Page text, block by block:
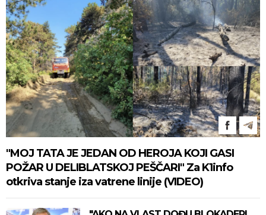
"MOJ TATA JE JEDAN OD HEROJA KOJI GASI
POŽAR U DELIBLATSKOJ PEŠČARI" Za K1info
otkriva stanje iza vatrene linije (VIDEO)